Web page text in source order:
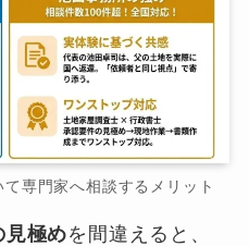
専門家へ相談するメリット
見極めを間違えると、